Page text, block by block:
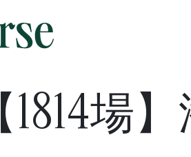
【1814場